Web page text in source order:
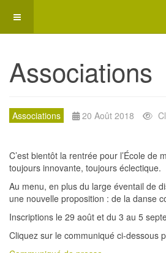
Associations
Associations 20 Août 2018
C’est bientôt la rentrée pour l’École de
toujours innovante, toujours éclectique.
Au menu, en plus du large éventail de
une nouvelle proposition : de la danse
Inscriptions le 29 août et du 3 au 5
Cliquez sur le communiqué ci-dessous